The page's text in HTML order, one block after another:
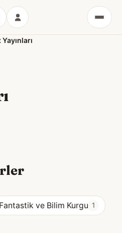
Menü
Yayınları
Fantastik ve Bilim Kurgu 1